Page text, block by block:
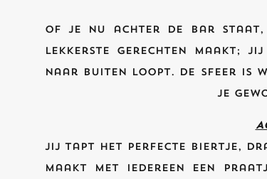
Of je nu achter de bar
lekkerste gerechten maakt;
naar buiten loopt. De sfeer is
je
Jij tapt het perfecte biertje,
maakt met iedereen een